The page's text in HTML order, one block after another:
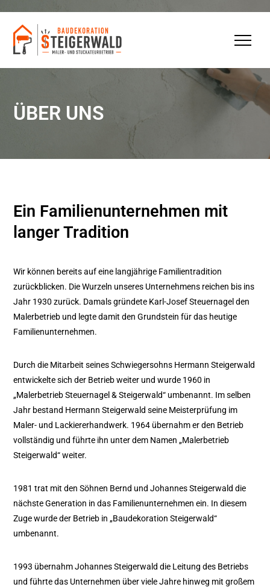
ÜBER UNS
Ein Familienunternehmen mit
langer Tradition
Wir können bereits auf eine langjährige Familientradition
zurückblicken. Die Wurzeln unseres Unternehmens reichen bis ins
Jahr 1930 zurück. Damals gründete Karl-Josef Steuernagel den
Malerbetrieb und legte damit den Grundstein für das heutige
Familienunternehmen.
Durch die Mitarbeit seines Schwiegersohns Hermann Steigerwald
entwickelte sich der Betrieb weiter und wurde 1960 in
„Malerbetrieb Steuernagel & Steigerwald“ umbenannt. Im selben
Jahr bestand Hermann Steigerwald seine Meisterprüfung im
Maler- und Lackiererhandwerk. 1964 übernahm er den Betrieb
vollständig und führte ihn unter dem Namen „Malerbetrieb
Steigerwald“ weiter.
1981 trat mit den Söhnen Bernd und Johannes Steigerwald die
nächste Generation in das Familienunternehmen ein. In diesem
Zuge wurde der Betrieb in „Baudekoration Steigerwald“
umbenannt.
1993 übernahm Johannes Steigerwald die Leitung des Betriebs
und führte das Unternehmen über viele Jahre hinweg mit großem